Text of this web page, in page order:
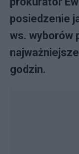
posiedzenie
ws. wyborów
godzin.